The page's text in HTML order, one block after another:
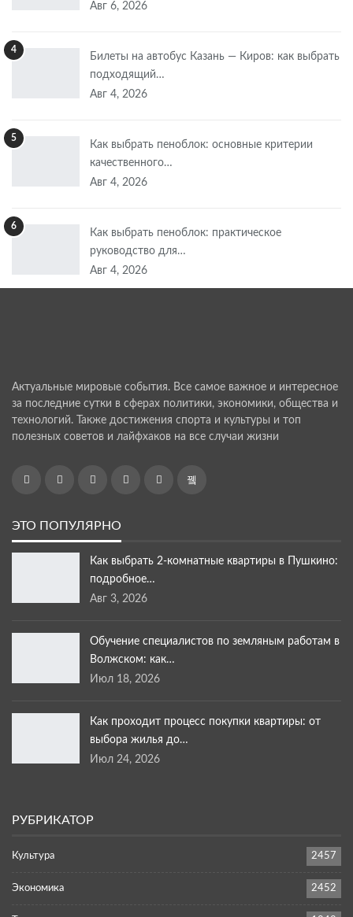
Авг 6, 2026
4
Билеты на автобус Казань — Киров: как выбрать
подходящий…
Авг 4, 2026
5
Как выбрать пеноблок: основные критерии
качественного…
Авг 4, 2026
6
Как выбрать пеноблок: практическое
руководство для…
Авг 4, 2026
Актуальные мировые события. Все самое важное и интересное
за последние сутки в сферах политики, экономики, общества и
технологий. Также достижения спорта и культуры и топ
полезных советов и лайфхаков на все случаи жизни
ЭТО ПОПУЛЯРНО
Как выбрать 2-комнатные квартиры в Пушкино:
подробное…
Авг 3, 2026
Обучение специалистов по земляным работам в
Волжском: как…
Июл 18, 2026
Как проходит процесс покупки квартиры: от
выбора жилья до…
Июл 24, 2026
РУБРИКАТОР
Культура 2457
Экономика 2452